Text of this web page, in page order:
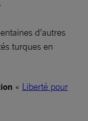
d’autres
turques en
« Liberté pour